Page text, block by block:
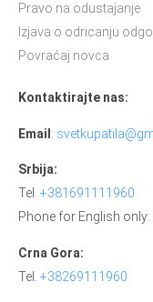
Pravo na odustajanje
Izjava o odricanju
Povraćaj novca
Kontaktirajte nas:
Email:
Srbija:
Tel. +381691111960
Phone for English only:
Crna Gora:
Tel. +38269111960